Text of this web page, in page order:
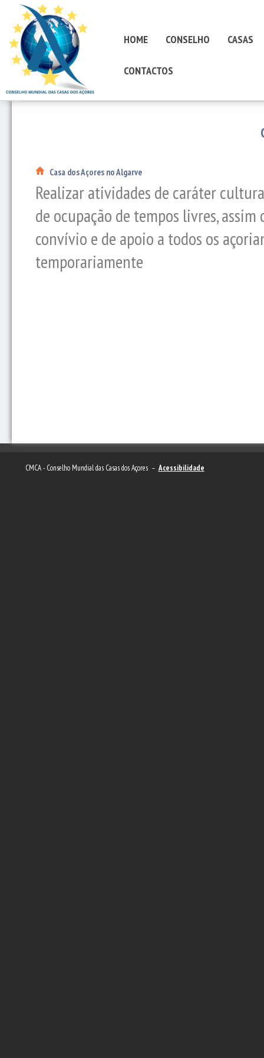
HOME CONSELHO CASAS
CONTACTOS
Casa dos Açores no Algarve
Realizar atividades de caráter
de ocupação de tempos livres,
convívio e de apoio a todos os
temporariamente
CMCA - Conselho Mundial das Casas dos Açores – Acessibilidade